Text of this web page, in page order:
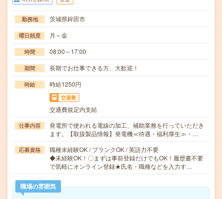
勤務地 茨城県鉾田市
曜日頻度 月～金
時間 08:00～17:00
期間 長期でお仕事できる方、大歓迎！
時給 時給1250円
交通費
交通費規定内支給
仕事内容
発電所で使われる電線の加工、補助業務を行っていただき
ます。【取扱製品情報】発電機≪待遇・福利厚生≫・…
応募資格
職種未経験OK / ブランクOK / 英語力不要
◆未経験OK！〇まずは事前登録だけでもOK！履歴書不要
で気軽にオンライン登録★氏名・職種などを入力す…
職場の雰囲気